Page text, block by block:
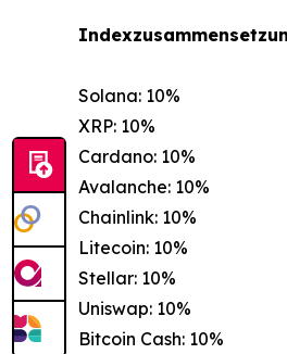
Solana: 10%
XRP: 10%
Cardano: 10%
Avalanche: 10%
Chainlink: 10%
Litecoin: 10%
Stellar: 10%
Uniswap: 10%
Bitcoin Cash: 10%